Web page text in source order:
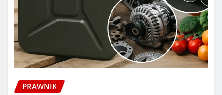
PRAWNIK